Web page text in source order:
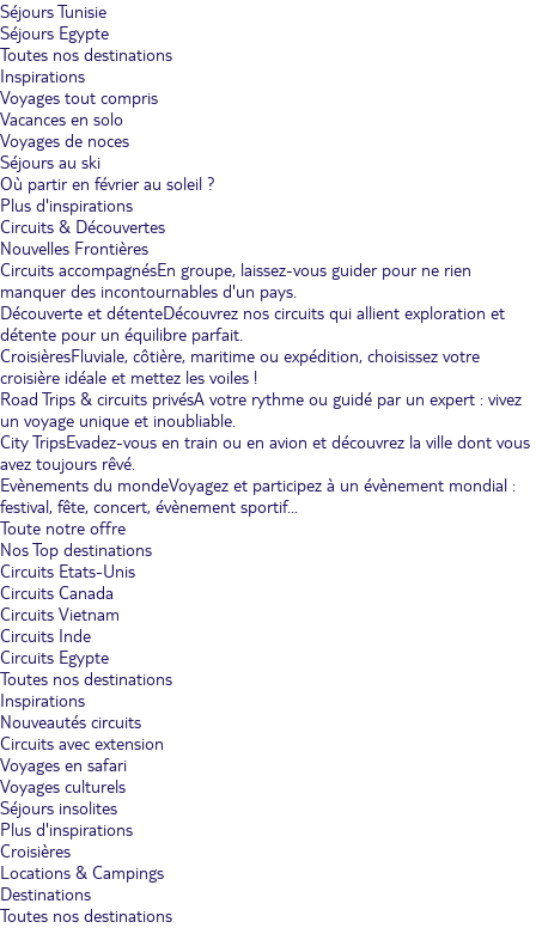
Séjours Tunisie
Séjours Egypte
Toutes nos destinations
Inspirations
Voyages tout compris
Vacances en solo
Voyages de noces
Séjours au ski
Où partir en février au soleil ?
Plus d'inspirations
Circuits & Découvertes
Nouvelles Frontières
Circuits accompagnésEn groupe, laissez-vous guider pour ne rien
manquer des incontournables d'un pays.
Découverte et détenteDécouvrez nos circuits qui allient exploration et
détente pour un équilibre parfait.
CroisièresFluviale, côtière, maritime ou expédition, choisissez votre
croisière idéale et mettez les voiles !
Road Trips & circuits privésA votre rythme ou guidé par un expert : vivez
un voyage unique et inoubliable.
City TripsEvadez-vous en train ou en avion et découvrez la ville dont vous
avez toujours rêvé.
Evènements du mondeVoyagez et participez à un évènement mondial :
festival, fête, concert, évènement sportif...
Toute notre offre
Nos Top destinations
Circuits Etats-Unis
Circuits Canada
Circuits Vietnam
Circuits Inde
Circuits Egypte
Toutes nos destinations
Inspirations
Nouveautés circuits
Circuits avec extension
Voyages en safari
Voyages culturels
Séjours insolites
Plus d'inspirations
Croisières
Locations & Campings
Destinations
Toutes nos destinations